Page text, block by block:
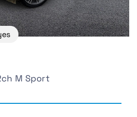
M Sport